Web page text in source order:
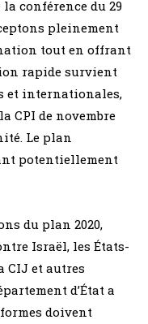
conférence du 29
pleinement
tout en offrant
rapide survient
et internationales,
CPI de novembre
Le plan
potentiellement
du plan 2020,
Israël, les États-
CIJ et autres
d’État a
doivent